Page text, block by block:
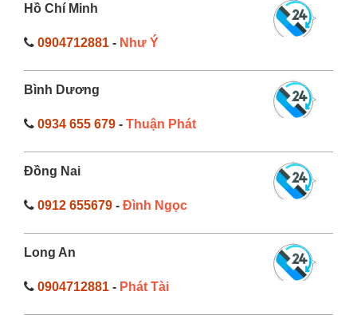
Hồ Chí Minh
0904712881 - Như Ý
Bình Dương
0934 655 679 - Thuận Phát
Đồng Nai
0912 655679 - Đình Ngọc
Long An
0904712881 - Phát Tài